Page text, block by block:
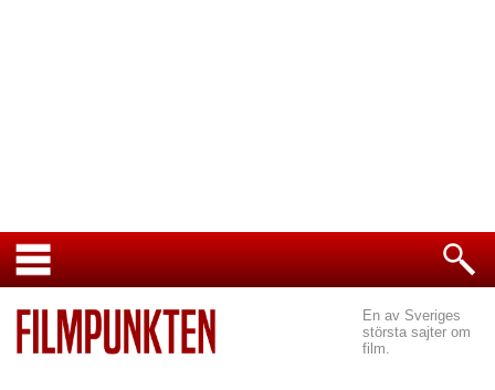
En av Sveriges
största sajter om
film.